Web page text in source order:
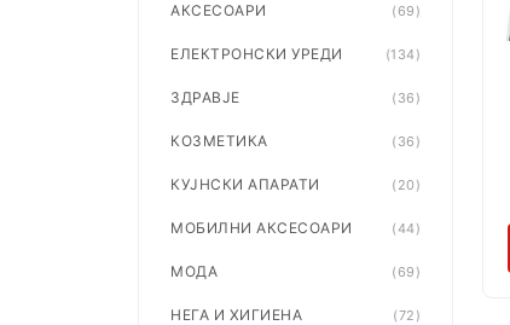
АКСЕСОАРИ (69)
ЕЛЕКТРОНСКИ УРЕДИ (134)
ЗДРАВЈЕ (36)
КОЗМЕТИКА (36)
КУЈНСКИ АПАРАТИ (20)
МОБИЛНИ АКСЕСОАРИ (44)
МОДА (69)
НЕГА И ХИГИЕНА (72)